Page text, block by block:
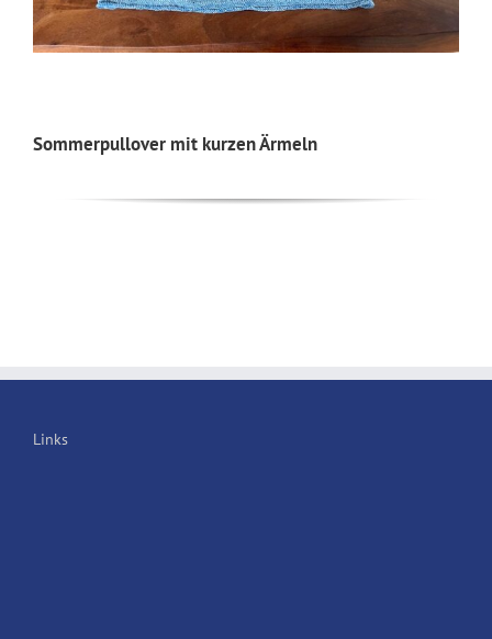
Sommerpullover mit kurzen Ärmeln
Links